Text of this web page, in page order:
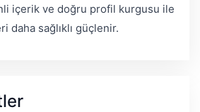
içerik ve doğru profil kurgusu ile
daha sağlıklı güçlenir.